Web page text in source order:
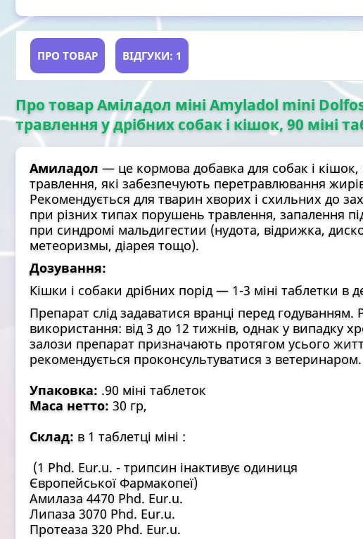
ПРО ТОВАР ВІДГУКИ: 1
Про товар Аміладол міні Amyladol mini
травлення у дрібних собак і кішок, 90 міні
Амиладол — це кормова добавка для собак і кішок,
травлення, які забезпечують перетравлювання
Рекомендується для тварин хворих і схильних до
при різних типах порушень травлення, запалення
при синдромі мальдигестии (нудота, відрижка,
метеоризмы, діарея тощо).
Дозування:
Кішки і собаки дрібних порід — 1-3 міні таблетки в
Препарат слід задаватися вранці перед годуванням.
використання: від 3 до 12 тижнів, однак у випадку
залози препарат призначають протягом усього
рекомендується проконсультуватися з ветеринаром.
Упаковка: .90 міні таблеток
Маса нетто: 30 гр,
Склад: в 1 таблетці міні :
(1 Phd. Eur.u. - трипсин інактивує одиниця
Європейської Фармакопеї)
Амилаза 4470 Phd. Eur.u.
Липаза 3070 Phd. Eur.u.
Протеаза 320 Phd. Eur.u.